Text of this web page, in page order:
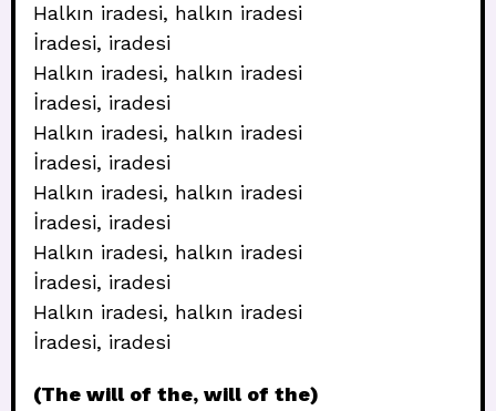
Halkın iradesi, halkın iradesi
İradesi, iradesi
Halkın iradesi, halkın iradesi
İradesi, iradesi
Halkın iradesi, halkın iradesi
İradesi, iradesi
Halkın iradesi, halkın iradesi
İradesi, iradesi
Halkın iradesi, halkın iradesi
İradesi, iradesi
Halkın iradesi, halkın iradesi
İradesi, iradesi
(The will of the, will of the)